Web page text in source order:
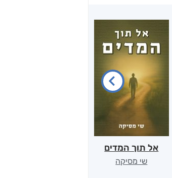
אל תוך המדים
שי מסיקה